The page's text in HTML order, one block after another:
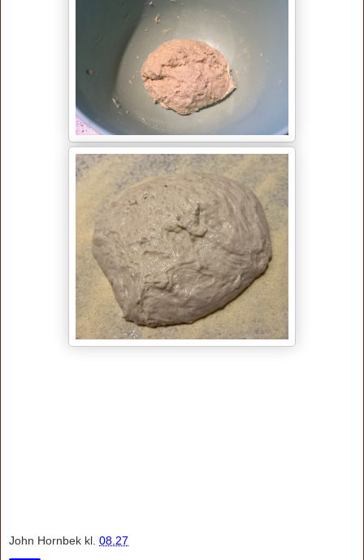
John Hornbek kl. 08.27